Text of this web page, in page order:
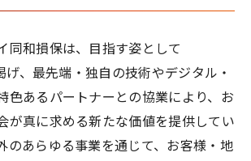
同和損保は、目指す姿として
げ、最先端・独自の技術やデジタル・
色あるパートナーとの協業により、お
が真に求める新たな価値を提供してい
のあらゆる事業を通じて、お客様・地